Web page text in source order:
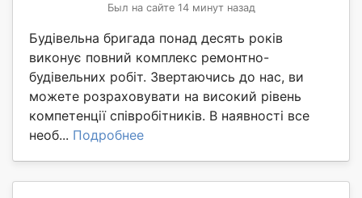
Был на сайте 14 минут назад
Будівельна бригада понад десять років
виконує повний комплекс ремонтно-
будівельних робіт. Звертаючись до нас, ви
можете розраховувати на високий рівень
компетенції співробітників. В наявності все
необ... Подробнее